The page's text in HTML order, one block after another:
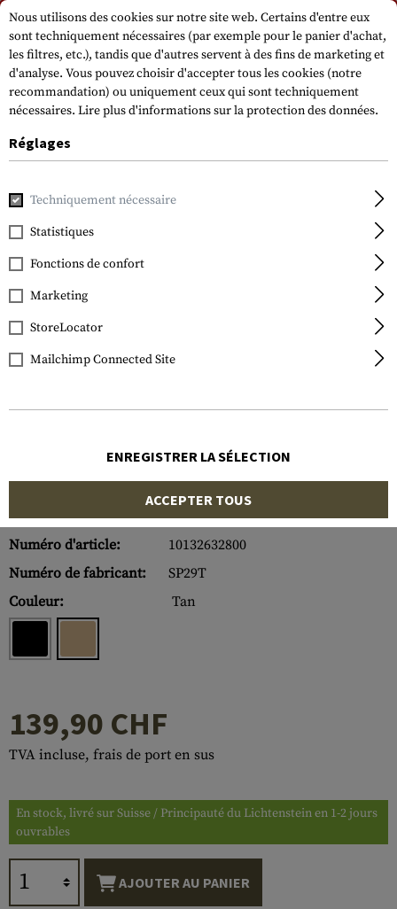
Veuillez noter que les délais de livraison peuvent varier en raison d'un jour
férié sur 15.08.2026.
Accueil Equipment Equipements de protection
Wiley X
Spear Goggle
Numéro d'article:
10132632800
Numéro de fabricant:
SP29T
Couleur:
Tan
139,90 CHF
TVA incluse, frais de port en sus
En stock, livré sur Suisse / Principauté du Lichtenstein en 1-2 jours
ouvrables
AJOUTER AU PANIER
Nous utilisons des cookies sur notre site web. Certains d'entre eux
sont techniquement nécessaires (par exemple pour le panier d'achat,
les filtres, etc.), tandis que d'autres servent à des fins de marketing et
d'analyse. Vous pouvez choisir d'accepter tous les cookies (notre
recommandation) ou uniquement ceux qui sont techniquement
nécessaires. Lire plus d'informations sur la protection des données.
Réglages
Techniquement nécessaire
Statistiques
Fonctions de confort
Marketing
StoreLocator
Mailchimp Connected Site
ENREGISTRER LA SÉLECTION
ACCEPTER TOUS